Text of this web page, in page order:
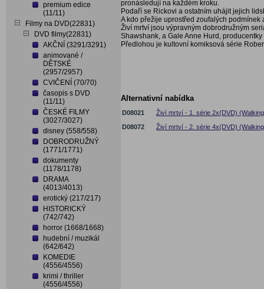
premium edice
(11/11)
Filmy na DVD(22831)
DVD filmy(22831)
AKČNÍ (3291/3291)
animované /
DĚTSKÉ
(2957/2957)
CVIČENÍ (70/70)
časopis s DVD
(11/11)
ČESKÉ FILMY
(3027/3027)
disney (558/558)
DOBRODRUŽNÝ
(1771/1771)
dokumenty
(1178/1178)
DRAMA
(4013/4013)
erotický (217/217)
HISTORICKÝ
(742/742)
horror (1668/1668)
hudební / muzikál
(642/642)
KOMEDIE
(4556/4556)
krimi / thriller
(4556/4556)
pronásledují na každém kroku.
Podaří se Rickovi a ostatním uhájit jejich
A kdo přežije uprostřed zoufalých podmínek
Živí mrtví jsou výpravným dobrodružným
Shawshank, a Gale Anne Hurd,
Předlohou je kultovní komiksová série
Alternativní nabídka
D08021
Živí mrtví - 1. série 2x(DVD)
D08072
Živí mrtví - 2. série 4x(DVD)